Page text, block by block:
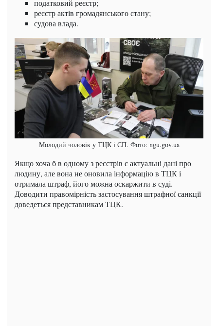
податковий реєстр;
реєстр актів громадянського стану;
судова влада.
Молодий чоловік у ТЦК і СП. Фото: ngu.gov.ua
Якщо хоча б в одному з реєстрів є актуальні дані про
людину, але вона не оновила інформацію в ТЦК і
отримала штраф, його можна оскаржити в суді.
Доводити правомірність застосування штрафної санкції
доведеться представникам ТЦК.